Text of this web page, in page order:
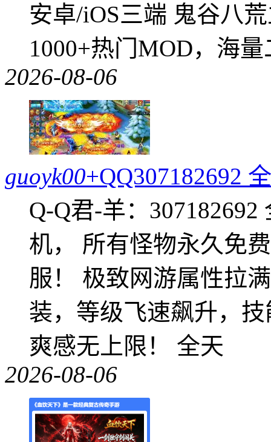
安卓/iOS三端 鬼谷八
1000+热门MOD，海
2026-08-06
guoyk00+QQ307182692
Q-Q君-羊：
机， 所有怪物永久免
服！ 极致网游属性拉
装，等级飞速飙升，
爽感无上限！ 全天
2026-08-06